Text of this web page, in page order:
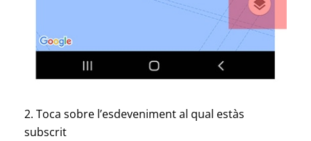
2. Toca sobre l’esdeveniment al qual estàs
subscrit